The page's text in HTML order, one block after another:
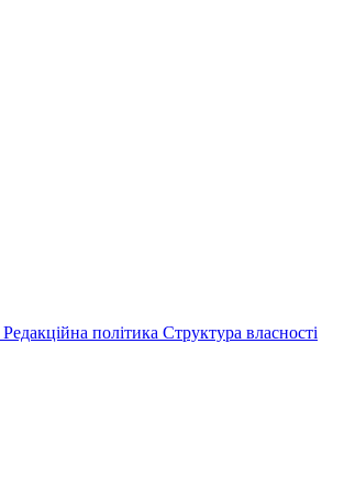
Редакційна політика Структура власності